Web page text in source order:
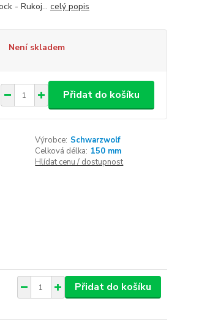
- Rukoj... celý popis
Není skladem
Přidat do košíku
Výrobce: Schwarzwolf
Celková délka: 150 mm
Hlídat cenu / dostupnost
Přidat do košíku